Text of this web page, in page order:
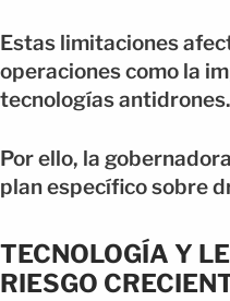
Estas limitaciones
operaciones como la
tecnologías antidrones.
Por ello, la
plan específico sobre
TECNOLOGÍA Y
RIESGO